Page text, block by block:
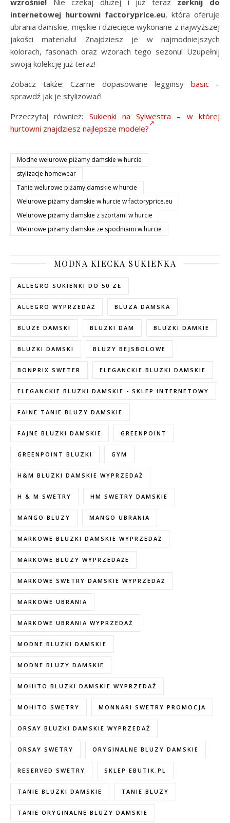
internetowej hurtowni factoryprice.eu, która oferuje
ubrania damskie, męskie i dziecięce wykonane z najwyższej
jakości materiału! Znajdziesz je w najmodniejszych
kolorach, fasonach oraz wzorach tego sezonu! Uzupełnij
swoją kolekcję już teraz!
Zobacz także: Czarne dopasowane legginsy basic–
sprawdź jak je stylizować!
Przeczytaj również: Sukienki na Sylwestra – w której
hurtowni znajdziesz najlepsze modele?
Modne welurowe piżamy damskie w hurcie
stylizacje homewear
Tanie welurowe piżamy damskie w hurcie
Welurowe piżamy damskie w hurcie w factoryprice.eu
Welurowe piżamy damskie z szortami w hurcie
Welurowe piżamy damskie ze spodniami w hurcie
MODNA KIECKA SUKIENKA
ALLEGRO SUKIENKI DO 50 ZŁ
ALLEGRO WYPRZEDAŻ BLUZA DAMSKA
BLUZE DAMSKI BLUZKI DAM BLUZKI DAMKIE
BLUZKI DAMSKI BLUZY BEJSBOLOWE
BONPRIX SWETER ELEGANCKIE BLUZKI DAMSKIE
ELEGANCKIE BLUZKI DAMSKIE - SKLEP INTERNETOWY
FAINE TANIE BLUZY DAMSKIE
FAJNE BLUZKI DAMSKIE GREENPOINT
GREENPOINT BLUZKI GYM
H&M BLUZKI DAMSKIE WYPRZEDAŻ
H & M SWETRY HM SWETRY DAMSKIE
MANGO BLUZY MANGO UBRANIA
MARKOWE BLUZKI DAMSKIE WYPRZEDAŻ
MARKOWE BLUZY WYPRZEDAŻE
MARKOWE SWETRY DAMSKIE WYPRZEDAŻ
MARKOWE UBRANIA
MARKOWE UBRANIA WYPRZEDAŻ
MODNE BLUZKI DAMSKIE
MODNE BLUZY DAMSKIE
MOHITO BLUZKI DAMSKIE WYPRZEDAŻ
MOHITO SWETRY MONNARI SWETRY PROMOCJA
ORSAY BLUZKI DAMSKIE WYPRZEDAŻ
ORSAY SWETRY ORYGINALNE BLUZY DAMSKIE
RESERVED SWETRY SKLEP EBUTIK.PL
TANIE BLUZKI DAMSKIE TANIE BLUZY
TANIE ORYGINALNE BLUZY DAMSKIE